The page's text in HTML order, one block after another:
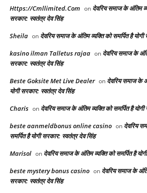
Https://Cmllimited.Com on देवरिय समाज के अंतिम
सरकार: स्वतंत्र देव सिंह
Sheila on देवरिय समाज के अंतिम व्यक्ति को समर्पित है
kasino ilman Talletus rajaa on देवरिय समाज के
सरकार: स्वतंत्र देव सिंह
Beste Goksite Met Live Dealer on देवरिय समाज के
योगी सरकार: स्वतंत्र देव सिंह
Charis on देवरिय समाज के अंतिम व्यक्ति को समर्पित है
beste aanmeldbonus online casino on देवरिय
समर्पित है योगी सरकार: स्वतंत्र देव सिंह
Marisol on देवरिय समाज के अंतिम व्यक्ति को समर्पित है
beste mystery bonus casino on देवरिय समाज के
सरकार: स्वतंत्र देव सिंह